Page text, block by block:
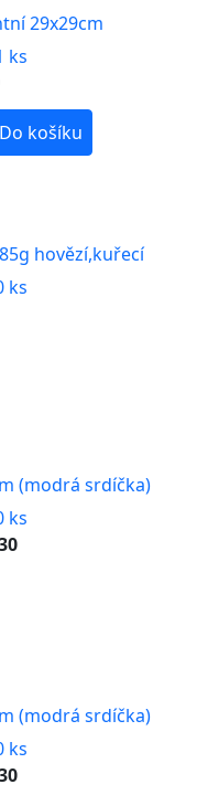
29x29cm
ks
Do košíku
hovězí,kuřecí
ks
(modrá srdíčka)
ks
(modrá srdíčka)
ks